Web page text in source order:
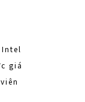
giá